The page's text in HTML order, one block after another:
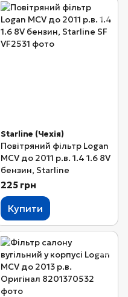
Starline (Чехія)
Повітряний фільтр Logan
MCV до 2011 р.в. 1.4 1.6 8V
бензин, Starline
225 грн
Купити